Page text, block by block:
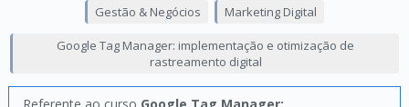
Gestão & Negócios Marketing Digital
Google Tag Manager: implementação e otimização de
rastreamento digital